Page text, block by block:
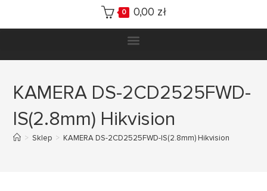
0 0,00 zł
KAMERA DS-2CD2525FWD-
IS(2.8mm) Hikvision
> Sklep > KAMERA DS-2CD2525FWD-IS(2.8mm) Hikvision